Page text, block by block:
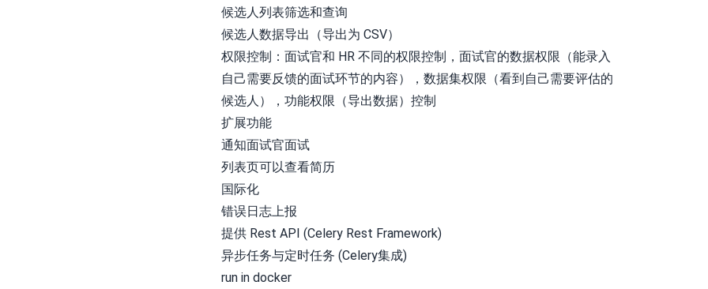
候选人列表筛选和查询
候选人数据导出（导出为 CSV）
权限控制：面试官和 HR 不同的权限控制，面试官的数据权限（能录入
自己需要反馈的面试环节的内容），数据集权限（看到自己需要评估的
候选人），功能权限（导出数据）控制
扩展功能
通知面试官面试
列表页可以查看简历
国际化
错误日志上报
提供 Rest API (Celery Rest Framework)
异步任务与定时任务 (Celery集成)
run in docker